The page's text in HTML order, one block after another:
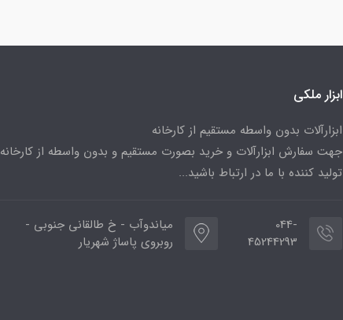
ابزار ملکی
ابزارآلات بدون واسطه مستقیم از کارخانه
جهت سفارش ابزارآلات و خرید بصورت مستقیم و بدون واسطه از کارخانه
تولید کننده با ما در ارتباط باشید...
044-
45244293
میاندوآب - خ طالقانی جنوبی -
روبروی پاساژ شهریار